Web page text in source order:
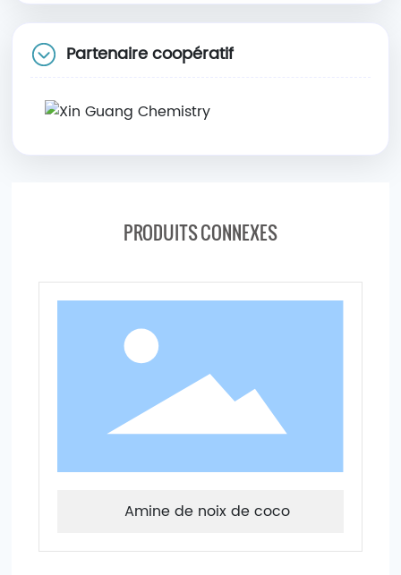
Partenaire coopératif
PRODUITS CONNEXES
Amine de noix de coco